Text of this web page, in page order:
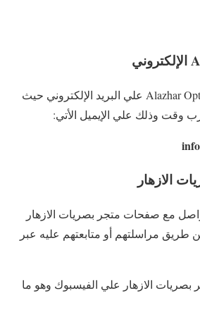
وقم بمراسلة متجر Alazhar Optical علي البريد الإلكتروني حيث
وقت وذلك علي الإيميل الأتي:
الازهار
مع صفحات متجر بصريات الازهار
طريق مراسلتهم أو متابعتهم عليه عبر
الازهار علي الفيسبوك وهو ما